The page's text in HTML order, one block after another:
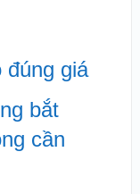
đúng giá
bắt
cần